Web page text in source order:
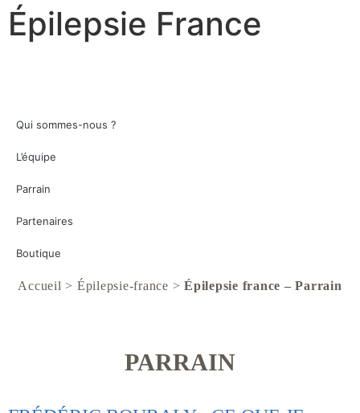
Épilepsie France
Qui sommes-nous ?
L’équipe
Parrain
Partenaires
Boutique
Accueil > Épilepsie-france >Épilepsie france – Parrain
PARRAIN